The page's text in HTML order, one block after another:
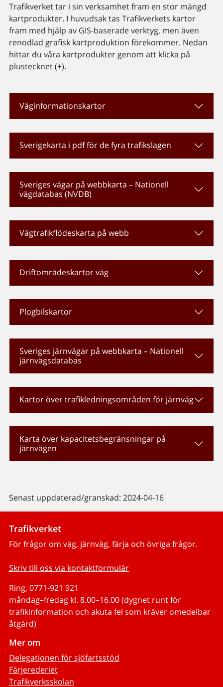
Trafikverket tar i sin verksamhet fram en stor mängd
kartprodukter. I huvudsak tas Trafikverkets kartor
fram med hjälp av GIS-baserade verktyg, men även
renodlad grafisk kartproduktion förekommer. Nedan
hittar du våra kartprodukter genom att klicka på
plustecknet (+).
Väginformationskartor
Sverigekarta i pdf för de fyra trafikslagen
Sveriges vägar på webbkarta – Nationell
vägdatabas (NVDB)
Vägtrafikflödeskarta på webb
Driftområdeskartor väg
Plogbilskartor
Sveriges järnvägar på webbkarta – Nationell
järnvägsdatabas
Kartor över trafikledningsområden för järnväg
Karta över kapacitetsbegränsningar på
järnvägen
Senast uppdaterad/granskad: 2024-04-16
Trafikverket
För frågor om väg, järnväg, färja och övriga frågor.
Skriv till oss via kontaktformulär
Ring, 0771-921 921
måndag–fredag kl. 8.00–16.00 (dygnet runt för
trafikinformation och akuta fel som kräver omedelbar
åtgärd)
Mer om
Delegationen för sjöfartsstöd
Färjerederiet
Trafikverksskolan